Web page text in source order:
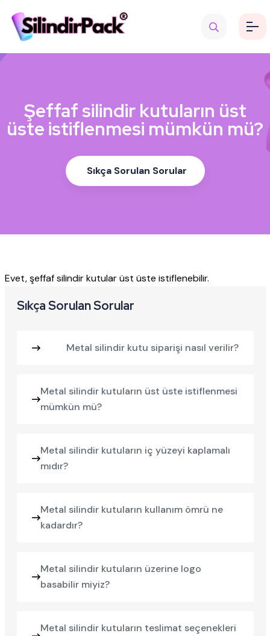
Şeffaf silindir kutuların üst
üste istiflenmesi mümkün mü?
Sıkça Sorulan Sorular
Evet, şeffaf silindir kutular üst üste istiflenebilir.
Sıkça Sorulan Sorular
Metal silindir kutu siparişi nasıl verilir?
Metal silindir kutuların üst üste istiflenmesi
mümkün mü?
Metal silindir kutuların iç yüzeyi kaplamalı
mıdır?
Metal silindir kutuların kullanım ömrü ne
kadardır?
Metal silindir kutuların üzerine logo
basabilir miyiz?
Metal silindir kutuların teslimat seçenekleri